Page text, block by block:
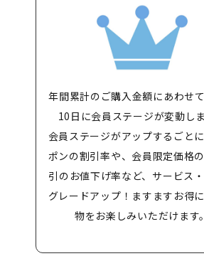
年間累計のご購入金額にあわせ
10日に会員ステージが変動しま
会員ステージがアップするごと
ポンの割引率や、会員限定価格
引のお値下げ率など、サービス
グレードアップ！ますますお得
物をお楽しみいただけます。